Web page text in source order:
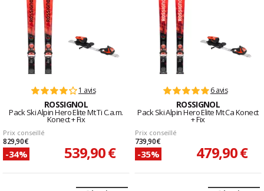
1 avis
ROSSIGNOL
Pack Ski Alpin Hero Elite Mt Ti C.a.m.
Konect + Fix
Prix conseillé
829,90 €
-34% 539,90 €
6 avis
ROSSIGNOL
Pack Ski Alpin Hero Elite Mt Ca Konect
+ Fix
Prix conseillé
739,90 €
-35% 479,90 €